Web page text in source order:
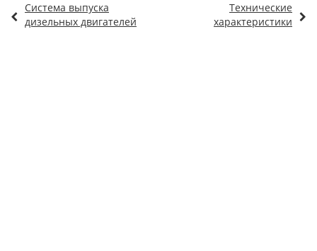
Система выпуска
дизельных двигателей
Технические
характеристики